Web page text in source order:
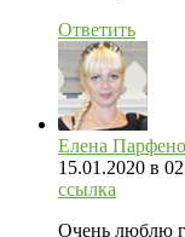
Ответить
Елена
15.01.2020 в
ссылка
Очень люблю